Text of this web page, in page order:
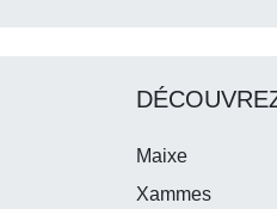
Maixe
Xammes